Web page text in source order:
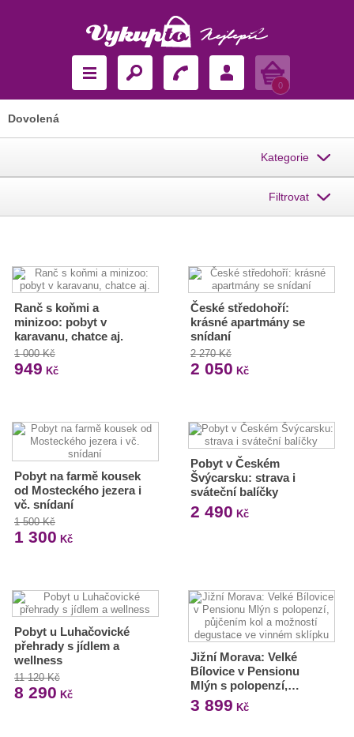
Košík
0
Dovolená
Kategorie
Filtrovat
Ranč s koňmi a
minizoo: pobyt v
karavanu, chatce aj.
1 000 Kč
949 Kč
České středohoří:
krásné apartmány se
snídaní
2 270 Kč
2 050 Kč
Pobyt na farmě kousek
od Mosteckého jezera i
vč. snídaní
1 500 Kč
1 300 Kč
Pobyt v Českém
Švýcarsku: strava i
sváteční balíčky
2 490 Kč
Pobyt u Luhačovické
přehrady s jídlem a
wellness
11 120 Kč
8 290 Kč
Jižní Morava: Velké
Bílovice v Pensionu
Mlýn s polopenzí,…
3 899 Kč